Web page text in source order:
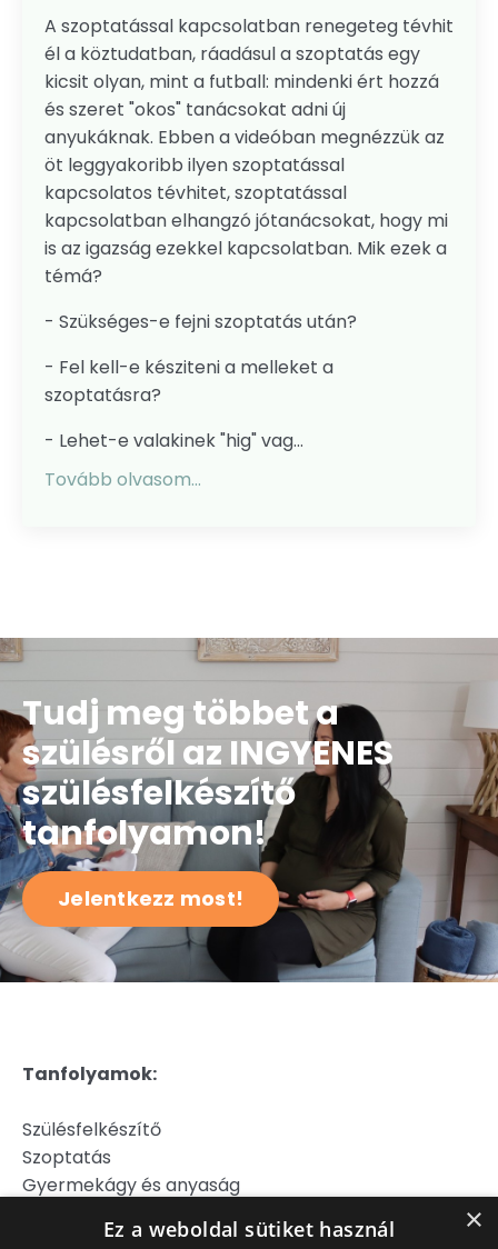
A szoptatással kapcsolatban renegeteg tévhit
él a köztudatban, ráadásul a szoptatás egy
kicsit olyan, mint a futball: mindenki ért hozzá
és szeret "okos" tanácsokat adni új
anyukáknak. Ebben a videóban megnézzük az
öt leggyakoribb ilyen szoptatással
kapcsolatos tévhitet, szoptatással
kapcsolatban elhangzó jótanácsokat, hogy mi
is az igazság ezekkel kapcsolatban. Mik ezek a
témá?
- Szükséges-e fejni szoptatás után?
- Fel kell-e késziteni a melleket a
szoptatásra?
- Lehet-e valakinek "hig" vag...
Tovább olvasom...
Tudj meg többet a
szülésről az INGYENES
szülésfelkészítő
tanfolyamon!
Jelentkezz most!
Tanfolyamok:
Szülésfelkészítő
Szoptatás
Gyermekágy és anyaság
Szülj könnyebben!
×
Ez a weboldal sütiket használ